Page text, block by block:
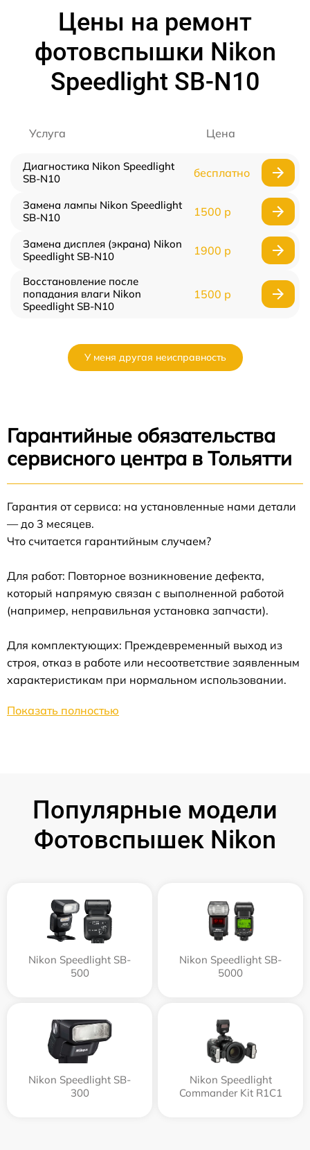
Цены на ремонт
фотовспышки Nikon
Speedlight SB-N10
Услуга Цена
Диагностика Nikon Speedlight
SB-N10
бесплатно
Замена лампы Nikon Speedlight
SB-N10
1500 р
Замена дисплея (экрана) Nikon
Speedlight SB-N10
1900 р
Восстановление после
попадания влаги Nikon
Speedlight SB-N10
1500 р
У меня другая неисправность
Гарантийные обязательства
сервисного центра в Тольятти
Гарантия от сервиса: на установленные нами детали
— до 3 месяцев.
Что считается гарантийным случаем?
Для работ: Повторное возникновение дефекта,
который напрямую связан с выполненной работой
(например, неправильная установка запчасти).
Для комплектующих: Преждевременный выход из
строя, отказ в работе или несоответствие заявленным
характеристикам при нормальном использовании.
Показать полностью
Популярные модели
Фотовспышек Nikon
Nikon Speedlight SB-
500
Nikon Speedlight SB-
5000
Nikon Speedlight SB-
300
Nikon Speedlight
Commander Kit R1C1